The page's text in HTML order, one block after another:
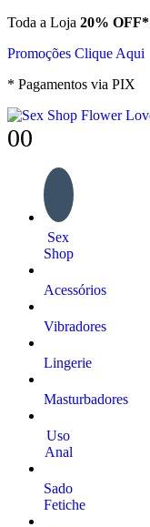
Toda a Loja 20% OFF*
Promoções Clique Aqui
* Pagamentos via PIX
00
Sex
Shop
Acessórios
Vibradores
Lingerie
Masturbadores
Uso
Anal
Sado
Fetiche